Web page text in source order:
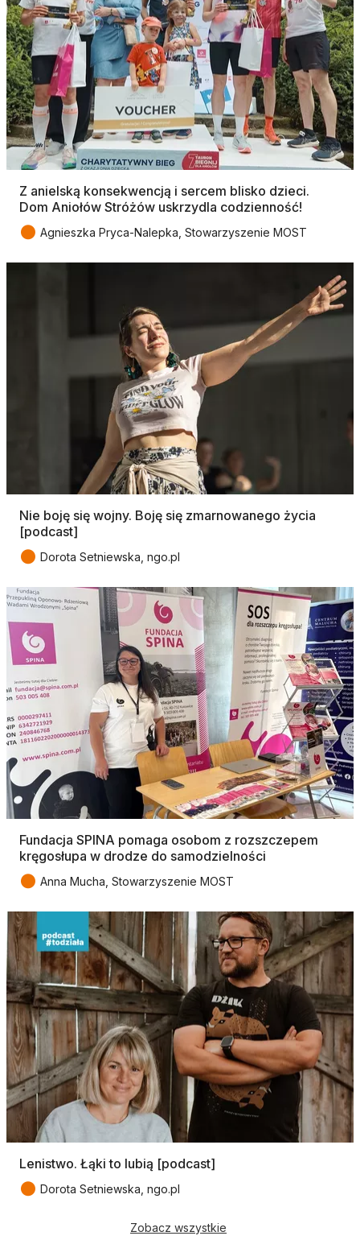
Z anielską konsekwencją i sercem blisko dzieci.
Dom Aniołów Stróżów uskrzydla codzienność!
● Agnieszka Pryca-Nalepka, Stowarzyszenie MOST
Nie boję się wojny. Boję się zmarnowanego życia
[podcast]
● Dorota Setniewska, ngo.pl
Fundacja SPINA pomaga osobom z rozszczepem
kręgosłupa w drodze do samodzielności
● Anna Mucha, Stowarzyszenie MOST
Lenistwo. Łąki to lubią [podcast]
● Dorota Setniewska, ngo.pl
Zobacz wszystkie